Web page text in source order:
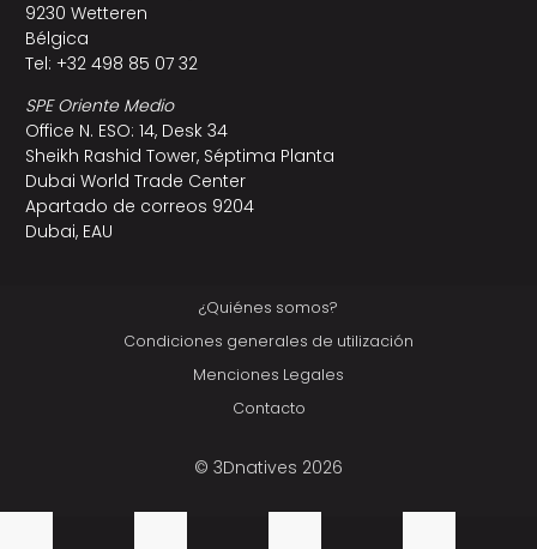
9230 Wetteren
Bélgica
Tel: +32 498 85 07 32
SPE Oriente Medio
Office N. ESO: 14, Desk 34
Sheikh Rashid Tower, Séptima Planta
Dubai World Trade Center
Apartado de correos 9204
Dubai, EAU
¿Quiénes somos?
Condiciones generales de utilización
Menciones Legales
Contacto
© 3Dnatives 2026